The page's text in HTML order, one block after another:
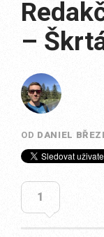
–
OD DANIEL
1